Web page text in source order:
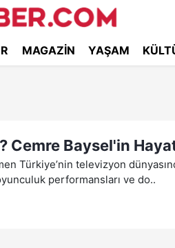
MAGAZIN YAŞAM
Cemre Baysel'in
Türkiye’nin televizyon
performansları ve do..